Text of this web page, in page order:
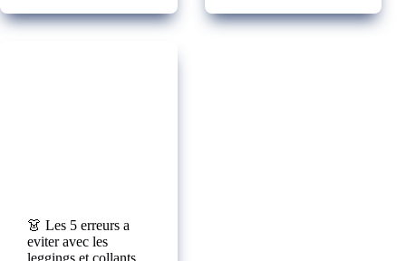
👗 Les 5 erreurs a
eviter avec les